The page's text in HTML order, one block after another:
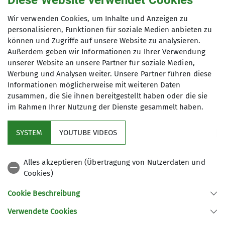
Fahrtkosten
Maximale Teilnehmeranzahl
12
DAV Bundesverband
Sektion Regensburg des Deutschen Alpenvereins e.V.
Wir verwenden Cookies, um Inhalte und Anzeigen zu
personalisieren, Funktionen für soziale Medien anbieten zu
können und Zugriffe auf unsere Website zu analysieren.
Außerdem geben wir Informationen zu Ihrer Verwendung
unserer Website an unsere Partner für soziale Medien,
Werbung und Analysen weiter. Unsere Partner führen diese
Informationen möglicherweise mit weiteren Daten
zusammen, die Sie ihnen bereitgestellt haben oder die sie
im Rahmen Ihrer Nutzung der Dienste gesammelt haben.
SYSTEM YOUTUBE VIDEOS
Alles akzeptieren (Übertragung von Nutzerdaten und
Cookies)
Cookie Beschreibung
Verwendete Cookies